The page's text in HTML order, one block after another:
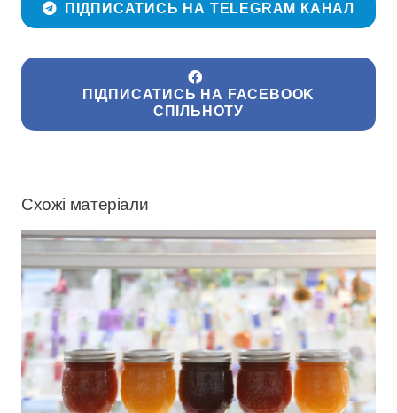
ПІДПИСАТИСЬ НА TELEGRAM КАНАЛ
ПІДПИСАТИСЬ НА FACEBOOK
СПІЛЬНОТУ
Схожі матеріали